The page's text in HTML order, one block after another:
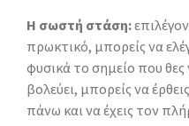
Η σωστή στάση:
πρωκτικό, μπορείς να
φυσικά το σημείο που θες
βολεύει, μπορείς να
πάνω και να έχεις τον